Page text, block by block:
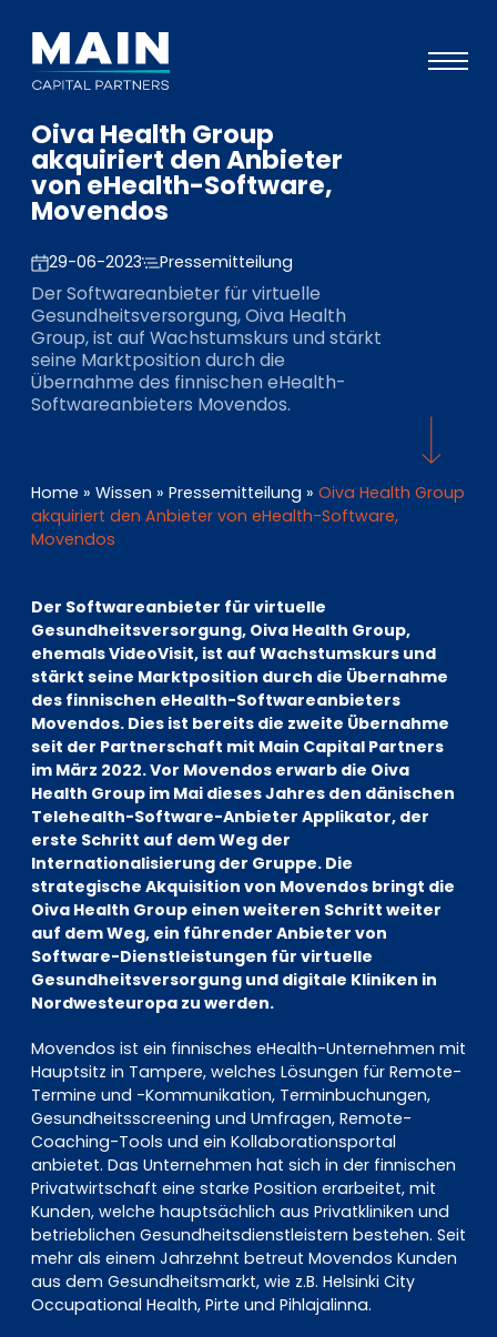
Portfolio
Ansatz
Veranstaltungen
Investoren
ESG
Über uns
EN DE FR
Investor Portal
Pulse login
Oiva Health Group
akquiriert den Anbieter
von eHealth-Software,
Movendos
29-06-2023 Pressemitteilung
Der Softwareanbieter für virtuelle
Gesundheitsversorgung, Oiva Health
Group, ist auf Wachstumskurs und stärkt
seine Marktposition durch die
Übernahme des finnischen eHealth-
Softwareanbieters Movendos.
Home » Wissen » Pressemitteilung » Oiva Health Group
akquiriert den Anbieter von eHealth-Software,
Movendos
Der Softwareanbieter für virtuelle
Gesundheitsversorgung, Oiva Health Group,
ehemals VideoVisit, ist auf Wachstumskurs und
stärkt seine Marktposition durch die Übernahme
des finnischen eHealth-Softwareanbieters
Movendos. Dies ist bereits die zweite Übernahme
seit der Partnerschaft mit Main Capital Partners
im März 2022. Vor Movendos erwarb die Oiva
Health Group im Mai dieses Jahres den dänischen
Telehealth-Software-Anbieter Applikator, der
erste Schritt auf dem Weg der
Internationalisierung der Gruppe. Die
strategische Akquisition von Movendos bringt die
Oiva Health Group einen weiteren Schritt weiter
auf dem Weg, ein führender Anbieter von
Software-Dienstleistungen für virtuelle
Gesundheitsversorgung und digitale Kliniken in
Nordwesteuropa zu werden.
Movendos ist ein finnisches eHealth-Unternehmen mit
Hauptsitz in Tampere, welches Lösungen für Remote-
Termine und -Kommunikation, Terminbuchungen,
Gesundheitsscreening und Umfragen, Remote-
Coaching-Tools und ein Kollaborationsportal
anbietet. Das Unternehmen hat sich in der finnischen
Privatwirtschaft eine starke Position erarbeitet, mit
Kunden, welche hauptsächlich aus Privatkliniken und
betrieblichen Gesundheitsdienstleistern bestehen. Seit
mehr als einem Jahrzehnt betreut Movendos Kunden
aus dem Gesundheitsmarkt, wie z.B. Helsinki City
Occupational Health, Pirte und Pihlajalinna.